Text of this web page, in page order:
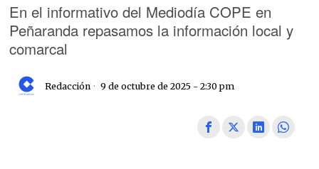
En el informativo del Mediodía COPE en
Peñaranda repasamos la información local y
comarcal
Redacción 9 de octubre de 2025 - 2:30 pm